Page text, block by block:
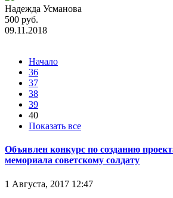
Надежда Усманова
500 руб.
09.11.2018
Начало
36
37
38
39
40
Показать все
Объявлен конкурс по созданию
мемориала советскому солдату
1 Августа, 2017 12:47